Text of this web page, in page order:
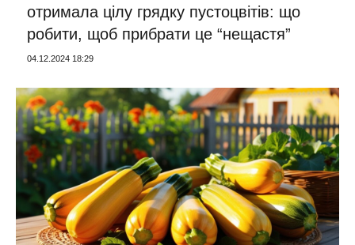
отримала цілу грядку пустоцвітів: що
робити, щоб прибрати це “нещастя”
04.12.2024 18:29